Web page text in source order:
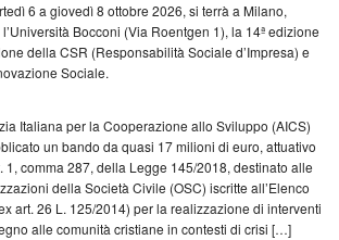
6 a giovedì 8 ottobre 2026, si terrà a Milano,
Bocconi (Via Roentgen 1), la 14ª edizione
della CSR (Responsabilità Sociale d’Impresa) e
Sociale.
Italiana per la Cooperazione allo Sviluppo (AICS)
un bando da quasi 17 milioni di euro, attuativo
1, comma 287, della Legge 145/2018, destinato alle
della Società Civile (OSC) iscritte all’Elenco
art. 26 L. 125/2014) per la realizzazione di interventi
alle comunità cristiane in contesti di crisi […]